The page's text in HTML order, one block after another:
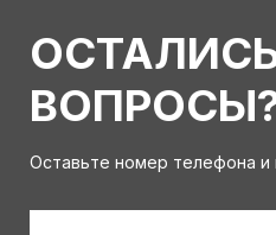
Оставьте номер телефона